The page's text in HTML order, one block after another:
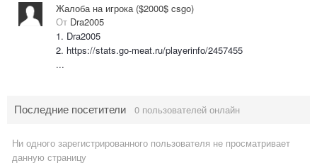
Жалоба на игрока ($2000$ csgo)
От Dra2005
1. Dra2005
2. https://stats.go-meat.ru/playerinfo/2457455
...
Последние посетители 0 пользователей онлайн
Ни одного зарегистрированного пользователя не просматривает
данную страницу